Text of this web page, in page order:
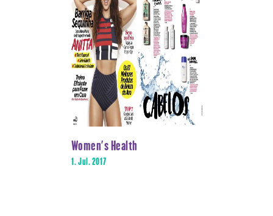
Women’s Health
1. Jul. 2017